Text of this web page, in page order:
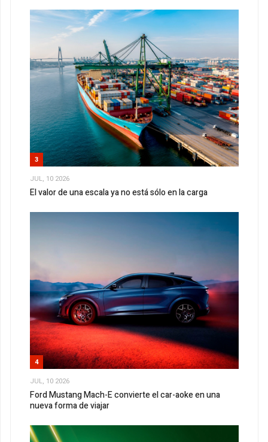
3
JUL, 10 2026
El valor de una escala ya no está sólo en la carga
4
JUL, 10 2026
Ford Mustang Mach-E convierte el car-aoke en una
nueva forma de viajar